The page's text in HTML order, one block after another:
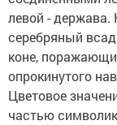
левой - держава.
серебряный
коне,
опрокинутого
Цветовое
частью